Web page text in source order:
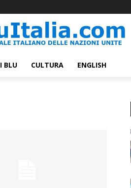
BLU CULTURA ENGLISH